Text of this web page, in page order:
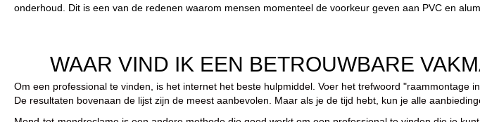
onderhoud. Dit is een van de redenen waarom mensen momenteel de voorkeur geven aan PVC en
WAAR VIND IK EEN BETROUWBARE
Om een professional te vinden, is het internet het beste hulpmiddel. Voer het trefwoord "raammontage
De resultaten bovenaan de lijst zijn de meest aanbevolen. Maar als je de tijd hebt, kun je alle